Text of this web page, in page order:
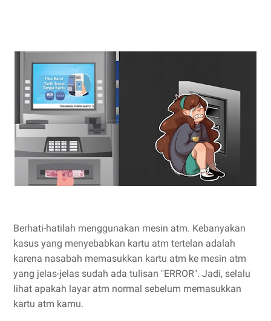
Berhati-hatilah menggunakan mesin atm. Kebanyakan
kasus yang menyebabkan kartu atm tertelan adalah
karena nasabah memasukkan kartu atm ke mesin atm
yang jelas-jelas sudah ada tulisan "ERROR". Jadi, selalu
lihat apakah layar atm normal sebelum memasukkan
kartu atm kamu.